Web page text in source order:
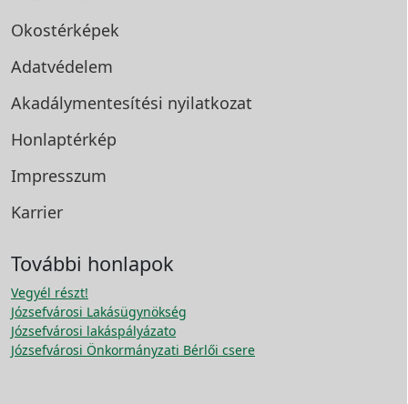
Okostérképek
Adatvédelem
Akadálymentesítési nyilatkozat
Honlaptérkép
Impresszum
Karrier
További honlapok
Vegyél részt!
Józsefvárosi Lakásügynökség
Józsefvárosi lakáspályázato
Józsefvárosi Önkormányzati Bérlői csere